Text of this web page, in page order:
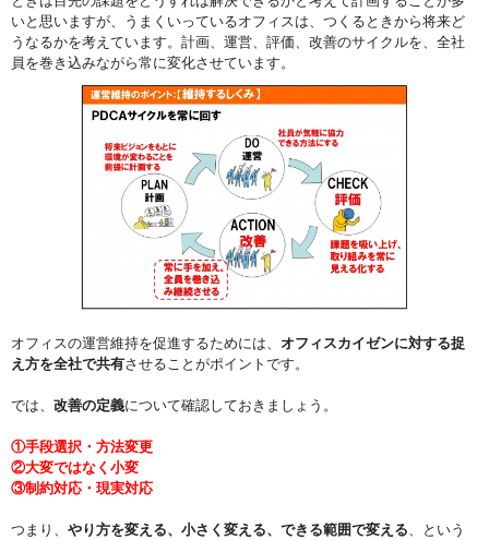
いと思いますが、うまくいっているオフィスは、つくるときから将来ど
うなるかを考えています。計画、運営、評価、改善のサイクルを、全社
員を巻き込みながら常に変化させています。
オフィスの運営維持を促進するためには、 オフィスカイゼンに対する捉
え方を全社で共有させることがポイントです。
では、 改善の定義について確認しておきましょう。
①手段選択・方法変更
②大変ではなく小変
③制約対応・現実対応
つまり、 やり方を変える、小さく変える、できる範囲で変える 、という